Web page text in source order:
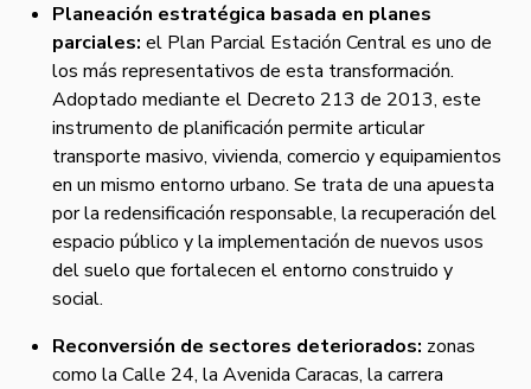
Planeación estratégica basada en planes
parciales: el Plan Parcial Estación Central es uno de
los más representativos de esta transformación.
Adoptado mediante el Decreto 213 de 2013, este
instrumento de planificación permite articular
transporte masivo, vivienda, comercio y equipamientos
en un mismo entorno urbano. Se trata de una apuesta
por la redensificación responsable, la recuperación del
espacio público y la implementación de nuevos usos
del suelo que fortalecen el entorno construido y
social.
Reconversión de sectores deteriorados: zonas
como la Calle 24, la Avenida Caracas, la carrera